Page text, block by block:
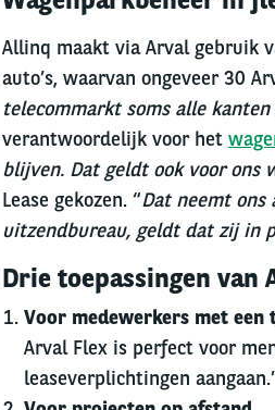
Allinq maakt via Arval gebruik
auto’s, waarvan ongeveer 30
telecommarkt soms alle kanten
verantwoordelijk voor het
blijven. Dat geldt ook voor ons
Lease gekozen. “Dat neemt ons
uitzendbureau, geldt dat zij in
Drie toepassingen van
Voor medewerkers met
Arval Flex is perfect voor
leaseverplichtingen